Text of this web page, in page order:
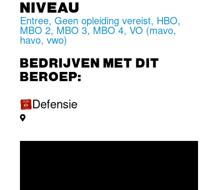
NIVEAU
Entree, Geen opleiding vereist, HBO,
MBO 2, MBO 3, MBO 4, VO (mavo,
havo, vwo)
BEDRIJVEN MET DIT
BEROEP:
Defensie